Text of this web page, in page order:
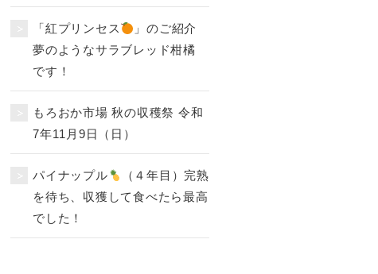
「紅プリンセス
」のご紹介
夢のようなサラブレッド柑橘
です！
もろおか市場 秋の収穫祭 令和
7年11月9日（日）
パイナップル
（４年目）完熟
を待ち、収獲して食べたら最高
でした！